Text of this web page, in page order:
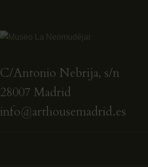
C/Antonio Nebrija, s/n
28007 Madrid
info@arthousemadrid.es